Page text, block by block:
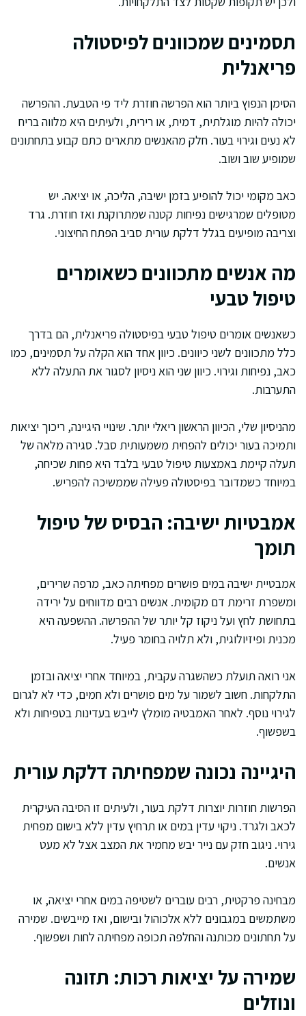
תסמינים שמכוונים לפיסטולה
פריאנלית
הסימן הנפוץ ביותר הוא הפרשה חוזרת ליד פי הטבעת. ההפרשה
יכולה להיות מוגלתית, דמית, או רירית, ולעיתים היא מלווה בריח
לא נעים וגירוי בעור. חלק מהאנשים מתארים כתם קבוע בתחתונים
שמופיע שוב ושוב.
כאב מקומי יכול להופיע בזמן ישיבה, הליכה, או יציאה. יש
מטופלים שמרגישים נפיחות קטנה שמתרוקנת ואז חוזרת. גרד
וצריבה מופיעים בגלל דלקת עורית סביב הפתח החיצוני.
מה אנשים מתכוונים כשאומרים
טיפול טבעי
כשאנשים אומרים טיפול טבעי בפיסטולה פריאנלית, הם בדרך
כלל מתכוונים לשני כיוונים. כיוון אחד הוא הקלה על תסמינים, כמו
כאב, נפיחות וגירוי. כיוון שני הוא ניסיון לסגור את התעלה ללא
התערבות.
מהניסיון שלי, הכיוון הראשון ריאלי יותר. שינויי היגיינה, ריכוך יציאות
ותמיכה בעור יכולים להפחית משמעותית סבל. סגירה מלאה של
תעלה קיימת באמצעות טיפול טבעי בלבד היא פחות שכיחה,
במיוחד כשמדובר בפיסטולה פעילה שממשיכה להפריש.
אמבטיות ישיבה: הבסיס של טיפול
תומך
אמבטיית ישיבה במים פושרים מפחיתה כאב, מרפה שרירים,
ומשפרת זרימת דם מקומית. אנשים רבים מדווחים על ירידה
בתחושת לחץ ועל ניקוז קל יותר של ההפרשה. ההשפעה היא
מכנית ופיזיולוגית, ולא תלויה בחומר פעיל.
אני רואה תועלת כשהשגרה עקבית, במיוחד אחרי יציאה ובזמן
התלקחות. חשוב לשמור על מים פושרים ולא חמים, כדי לא לגרום
לגירוי נוסף. לאחר האמבטיה מומלץ לייבש בעדינות בטפיחות ולא
בשפשוף.
היגיינה נכונה שמפחיתה דלקת עורית
הפרשות חוזרות יוצרות דלקת בעור, ולעיתים זו הסיבה העיקרית
לכאב ולגרד. ניקוי עדין במים או תרחיץ עדין ללא בישום מפחית
גירוי. ניגוב חזק עם נייר יבש מחמיר את המצב אצל לא מעט
אנשים.
מבחינה פרקטית, רבים עוברים לשטיפה במים אחרי יציאה, או
משתמשים במגבונים ללא אלכוהול ובישום, ואז מייבשים. שמירה
על תחתונים מכותנה והחלפה תכופה מפחיתה לחות ושפשוף.
שמירה על יציאות רכות: תזונה
ונוזלים